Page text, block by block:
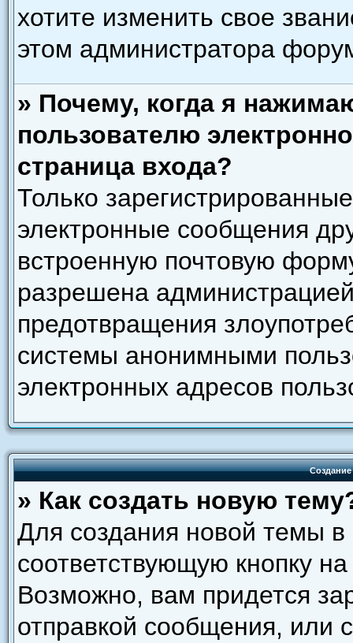
хотите изменить свое
этом администратора
» Почему, когда я
пользователю
страница входа?
Только
электронные сообщения
встроенную почтовую
разрешена
предотвращения
системы анонимными
электронных адресов
» Как создать новую
Для создания новой темы
соответствующую кнопку
Возможно, вам придется
отправкой сообщения, или